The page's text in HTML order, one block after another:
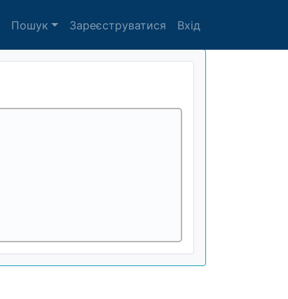
Пошук Зареєструватися Вхід